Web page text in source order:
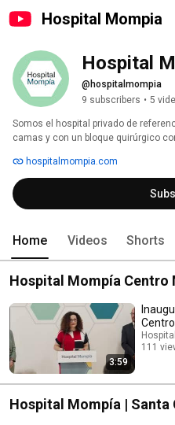
Hospital Mompia
Hospital
@hospitalmompia
9 subscribers • 5
Somos el hospital privado de
camas y con un bloque quirúrgico
son cirugías mayores.
hospitalmompia.com
Home Videos Shorts
Hospital Mompía Centro
3:59
111
Hospital Mompía | Santa